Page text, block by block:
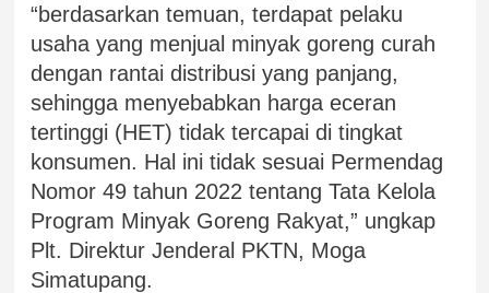
“berdasarkan temuan, terdapat pelaku
usaha yang menjual minyak goreng curah
dengan rantai distribusi yang panjang,
sehingga menyebabkan harga eceran
tertinggi (HET) tidak tercapai di tingkat
konsumen. Hal ini tidak sesuai Permendag
Nomor 49 tahun 2022 tentang Tata Kelola
Program Minyak Goreng Rakyat,” ungkap
Plt. Direktur Jenderal PKTN, Moga
Simatupang.